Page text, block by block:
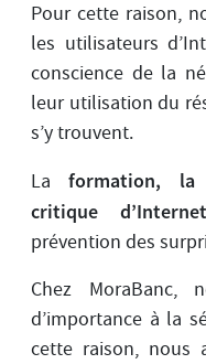
Pour cette raison,
les utilisateurs
conscience de la
leur utilisation du
s’y trouvent.
Laformation, la
critique d’Internet
prévention des
Chez MoraBanc,
d’importance à la
cette raison, nous